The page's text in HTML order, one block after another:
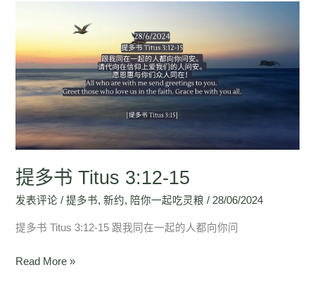
提多书 Titus 3:12-15
发表评论 /提多书,新约, 陪你一起吃灵粮 /28/06/2024
提多书 Titus 3:12-15 跟我同在一起的人都向你问
书
Titus
3:12-
15
Read More »